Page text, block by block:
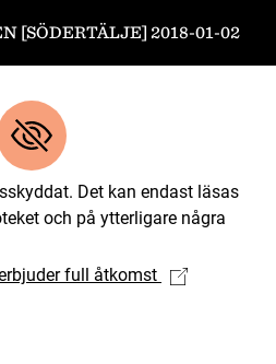
[SÖDERTÄLJE] 2018-01-02
Det kan endast läsas
och på ytterligare några
full åtkomst